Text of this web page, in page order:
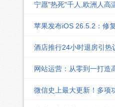
宁愿"热死"千人,欧洲人高
苹果发布iOS 26.5.2：修
酒店推行24小时退房引热
网站运营：从零到一打造
微信史上最大更新！多项